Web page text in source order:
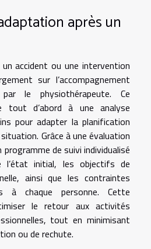
après un
accident ou une intervention
sur l’accompagnement
le physiothérapeute. Ce
tout d’abord à une analyse
pour adapter la planification
Grâce à une évaluation
de suivi individualisé
l’état initial, les objectifs de
ainsi que les contraintes
à chaque personne. Cette
le retour aux activités
tout en minimisant
ou de rechute.